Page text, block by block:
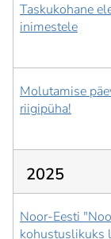
Taskukohane
inimestele
Molutamise
riigipüha!
2025
Noor-Eesti
kohustuslikuks